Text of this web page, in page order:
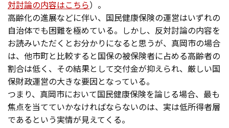
対討論の内容はこちら ）。
高齢化の進展などに伴い、国民健康保険の運営はいずれの
自治体でも困難を極めている。しかし、反対討論の内容を
お読みいただくとお分かりになると思うが、真岡市の場合
は、他市町と比較すると国保の被保険者に占める高齢者の
割合は低く、その結果として交付金が抑えられ、厳しい国
保財政運営の大きな要因となっている。
つまり、真岡市において国民健康保険を論じる場合、最も
焦点を当てていかなければならないのは、実は低所得者層
であるという実情が見えてくる。